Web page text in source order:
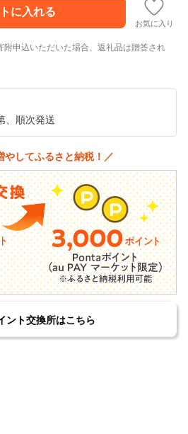
お気に入り
附申込いただいた場合、返礼品は贈答され
、順次発送
やしてふるさと納税！／
ント交換所はこちら